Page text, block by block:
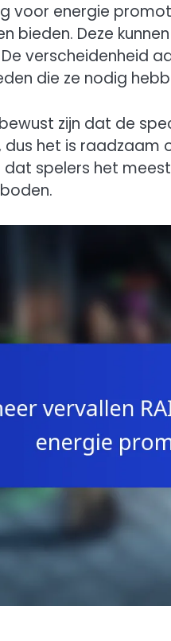
voor energie
bieden. Deze
verscheidenheid
die ze nodig
zijn dat de
dus het is
spelers het